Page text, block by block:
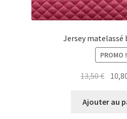
Jersey matelassé
PROMO !
13,50€ Le
initial
Ajouter au